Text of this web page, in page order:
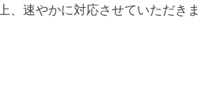
、速やかに対応させていただきま